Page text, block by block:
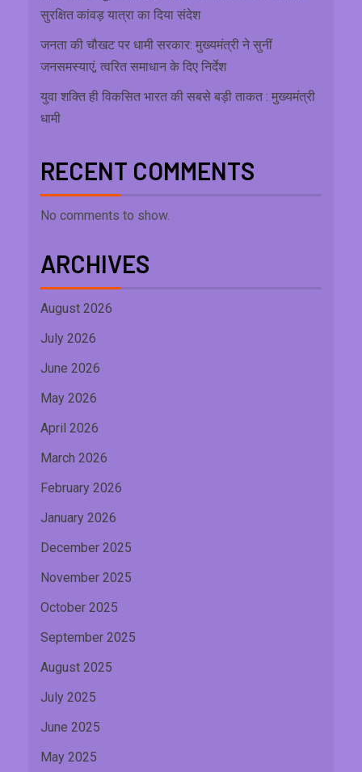
सुरक्षित कांवड़ यात्रा का दिया संदेश
जनता की चौखट पर धामी सरकार: मुख्यमंत्री ने सुनीं
जनसमस्याएं, त्वरित समाधान के दिए निर्देश
युवा शक्ति ही विकसित भारत की सबसे बड़ी ताकत : मुख्यमंत्री
धामी
RECENT COMMENTS
No comments to show.
ARCHIVES
August 2026
July 2026
June 2026
May 2026
April 2026
March 2026
February 2026
January 2026
December 2025
November 2025
October 2025
September 2025
August 2025
July 2025
June 2025
May 2025